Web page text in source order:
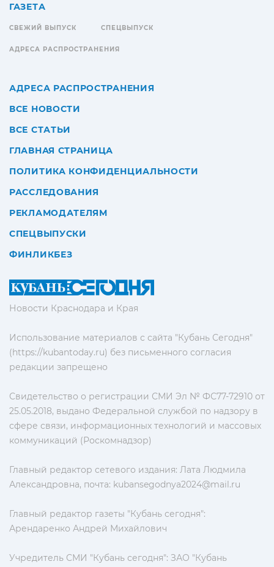
Новости Краснодара и Края
Использование материалов с сайта "Кубань Сегодня"
(https://kubantoday.ru) без письменного согласия
редакции запрещено
Свидетельство о регистрации СМИ Эл № ФС77-72910 от
25.05.2018, выдано Федеральной службой по надзору в
сфере связи, информационных технологий и массовых
коммуникаций (Роскомнадзор)
Главный редактор сетевого издания: Лата Людмила
Александровна, почта: kubansegodnya2024@mail.ru
Главный редактор газеты "Кубань сегодня":
Арендаренко Андрей Михайлович
Учредитель СМИ "Кубань сегодня": ЗАО "Кубань
ГАЗЕТА
СВЕЖИЙ ВЫПУСК СПЕЦВЫПУСК
АДРЕСА РАСПРОСТРАНЕНИЯ
АДРЕСА РАСПРОСТРАНЕНИЯ
ВСЕ НОВОСТИ
ВСЕ СТАТЬИ
ГЛАВНАЯ СТРАНИЦА
ПОЛИТИКА КОНФИДЕНЦИАЛЬНОСТИ
РАССЛЕДОВАНИЯ
РЕКЛАМОДАТЕЛЯМ
СПЕЦВЫПУСКИ
ФИНЛИКБЕЗ